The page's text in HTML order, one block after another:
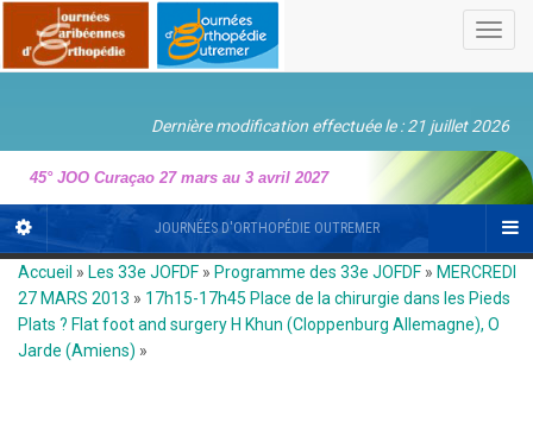
Dernière modification effectuée le : 21 juillet 2026
45° JOO Curaçao 27 mars au 3 avril 2027
JOURNÉES D'ORTHOPÉDIE OUTREMER
Accueil » Les 33e JOFDF » Programme des 33e JOFDF » MERCREDI
27 MARS 2013 » 17h15-17h45 Place de la chirurgie dans les Pieds
Plats ? Flat foot and surgery H Khun (Cloppenburg Allemagne), O
Jarde (Amiens) »